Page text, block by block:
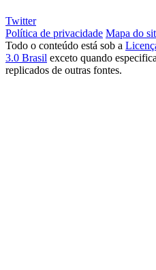
Twitter
Política de privacidade Mapa do
Todo o conteúdo está sob a
3.0 Brasil exceto quando
replicados de outras fontes.